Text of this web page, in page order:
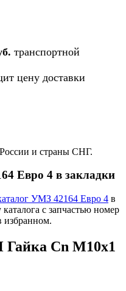
транспортной
цену доставки
и страны СНГ.
Евро 4 в закладки
УМЗ 42164 Евро 4 в
с запчастью номер
избранном.
Гайка Cn М10х1